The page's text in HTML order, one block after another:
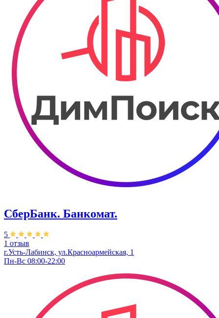
СберБанк. Банкомат.
5
1 отзыв
г.Усть-Лабинск, ул.​Красноармейская, 1
Пн-Вс 08:00-22:00